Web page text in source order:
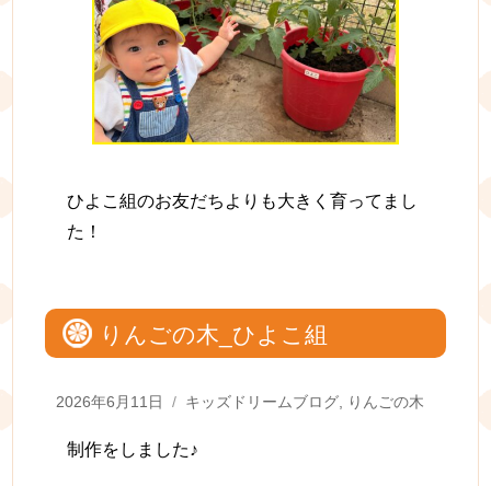
ひよこ組のお友だちよりも大きく育ってまし
た！
りんごの木_ひよこ組
Posted
2026年6月11日 Categories
キッズドリームブログ, りんごの木
制作をしました♪